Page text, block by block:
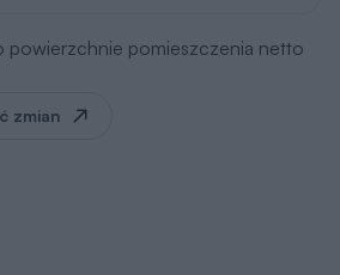
powierzchnie pomieszczenia netto
zmian